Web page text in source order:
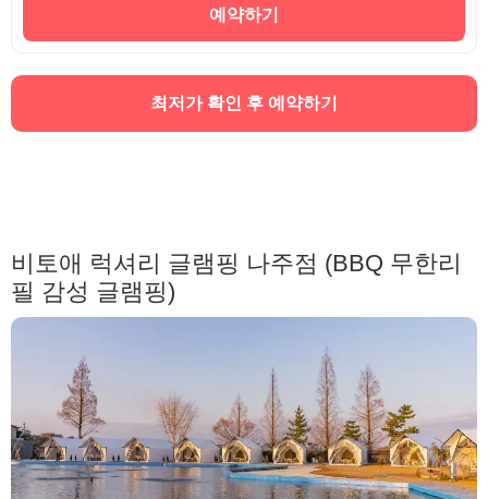
예약하기
최저가 확인 후 예약하기
비토애 럭셔리 글램핑 나주점 (BBQ 무한리
필 감성 글램핑)